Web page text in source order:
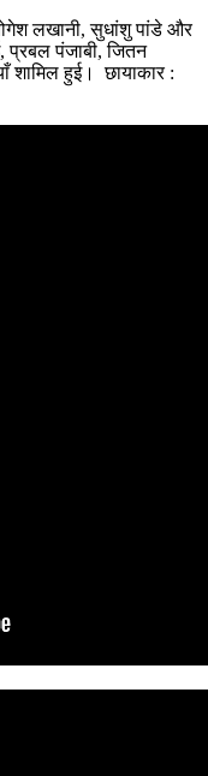
लखानी, सुधांशु पांडे और
प्रबल पंजाबी, जितन
शामिल हुई। छायाकार :